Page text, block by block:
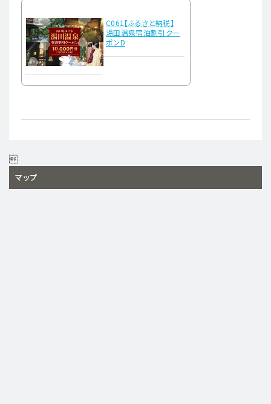
C061【ふるさと納税】
湯田温泉宿泊割引クー
ポンD

マップ